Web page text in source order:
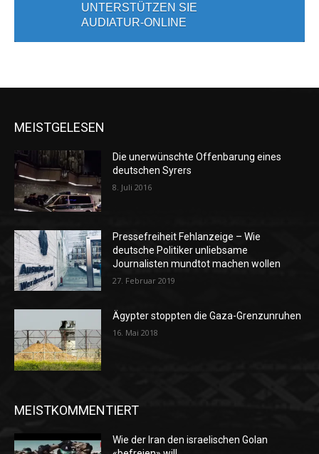
UNTERSTÜTZEN SIE
AUDIATUR-ONLINE
MEISTGELESEN
Die unerwünschte Offenbarung eines
deutschen Syrers
8. Juli 2016
Pressefreiheit Fehlanzeige – Wie
deutsche Politiker unliebsame
Journalisten mundtot machen wollen
27. Februar 2019
Ägypter stoppten die Gaza-Grenzunruhen
16. Mai 2018
MEISTKOMMENTIERT
Wie der Iran den israelischen Golan